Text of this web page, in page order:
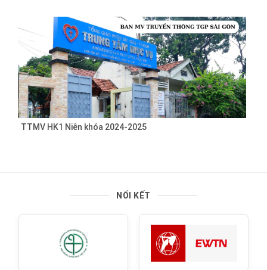
TTMV HK1 Niên khóa 2024-2025
NỐI KẾT